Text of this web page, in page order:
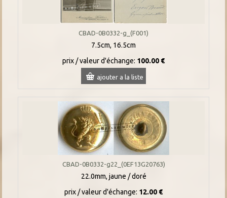
CBAD-0B0332-g_(F001)
7.5cm, 16.5cm
prix / valeur d'échange: 100.00 €
ajouter a la liste
CBAD-0B0332-g22_(0EF13G20763)
22.0mm, jaune / doré
prix / valeur d'échange: 12.00 €